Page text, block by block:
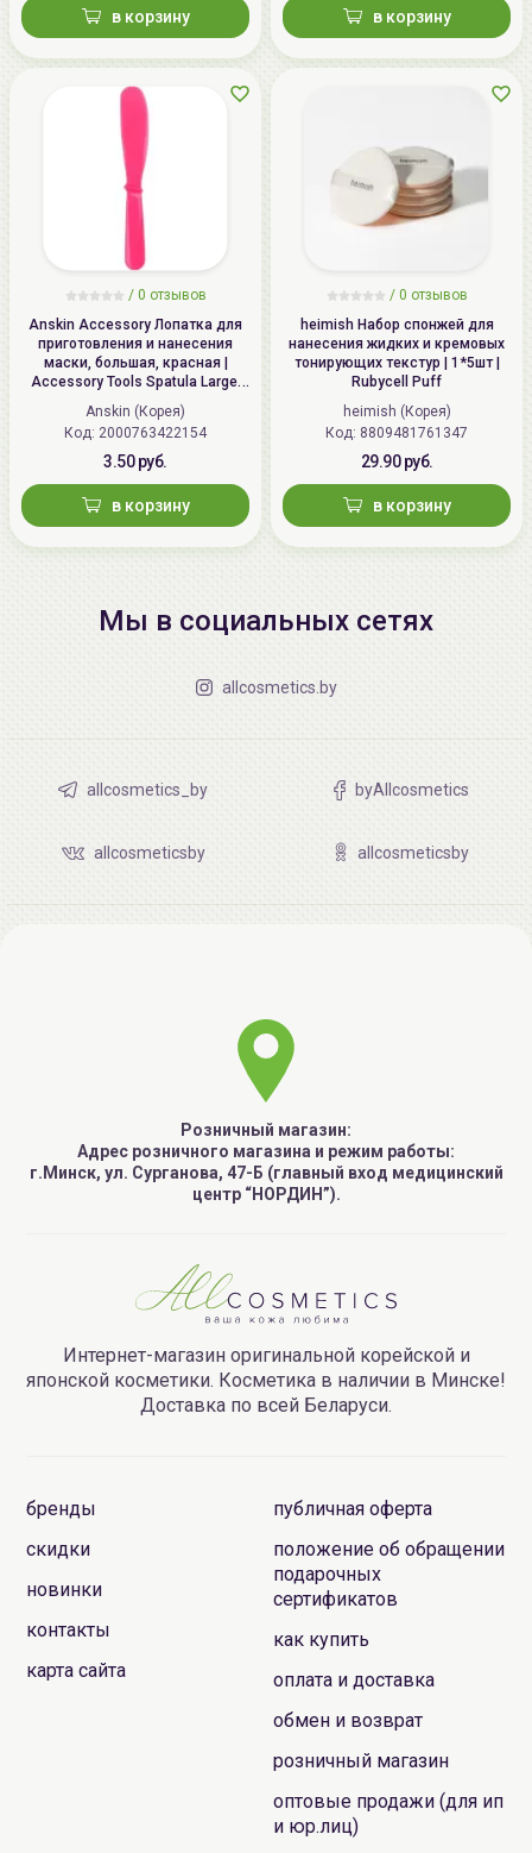
в корзину в корзину
/ 0 отзывов
Anskin Accessory Лопатка для
приготовления и нанесения
маски, большая, красная |
Accessory Tools Spatula Large,
Red
Anskin (Корея)
Код: 2000763422154
3.50 руб.
в корзину
/ 0 отзывов
heimish Набор спонжей для
нанесения жидких и кремовых
тонирующих текстур | 1*5шт |
Rubycell Puff
heimish (Корея)
Код: 8809481761347
29.90 руб.
в корзину
Мы в социальных сетях
allcosmetics.by
allcosmetics_by byAllcosmetics
allcosmeticsby allcosmeticsby
Розничный магазин:
Адрес розничного магазина и режим работы:
г.Минск, ул. Сурганова, 47-Б (главный вход медицинский
центр “НОРДИН”).
Интернет-магазин оригинальной корейской и
японской косметики. Косметика в наличии в Минске!
Доставка по всей Беларуси.
бренды
скидки
новинки
контакты
карта сайта
публичная оферта
положение об обращении
подарочных
сертификатов
как купить
оплата и доставка
обмен и возврат
розничный магазин
оптовые продажи (для ип
и юр.лиц)